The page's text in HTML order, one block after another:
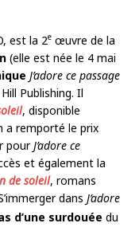
est la 2e œuvre de la
(elle est née le 4 mai
J’adore ce passage
Publishing. Il
, disponible
a remporté le prix
pourJ’adore ce
et également la
de soleil, romans
dans J’adore
d’une surdouée du